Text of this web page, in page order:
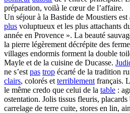
préparation, voilà le cœur de l’affaire.
Un séjour à la Bastide de Moustiers est
plus voluptueux et les plus attachants
année en Provence ». La beauté
la pierre légèrement décrépite des
villages endormis forment la double
Mayle et de la cuisine de Ducasse.
ne s’est pas trop écarté de la tradition
clairs, colorés et terriblement français.
le même credo que celui de la table :
ostentation. Jolis tissus fleuris,
carrelage de terre cuite, stores en lin,